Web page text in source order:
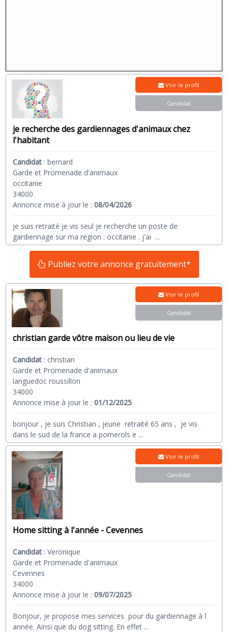
je recherche des gardiennages d'animaux chez
l'habitant
Candidat :bernard
Garde et Promenade d'animaux
occitanie
34000
Annonce mise à jour le :08/04/2026
je suis retraité je vis seul je recherche un poste de
gardiennage sur ma region : occitanie . j'ai ...
Voir le profil
Candidat
Publiez votre annonce gratuitement*
christian garde vôtre maison ou lieu de vie
Candidat : christian
Garde et Promenade d'animaux
languedoc roussillon
34000
Annonce mise à jour le :01/12/2025
bonjour , je suis Christian , jeune retraité 65 ans , je vis
dans le sud de la france a pomerols e ...
Voir le profil
Candidat
Home sitting à l'année - Cevennes
Candidat :Veronique
Garde et Promenade d'animaux
Cevennes
34000
Annonce mise à jour le :09/07/2025
Bonjour, je propose mes services pour du gardiennage à l
année. Ainsi que du dog sitting. En effet ...
Voir le profil
Candidat